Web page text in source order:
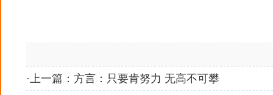
·上一篇： 方言：只要肯努力 无高不可攀